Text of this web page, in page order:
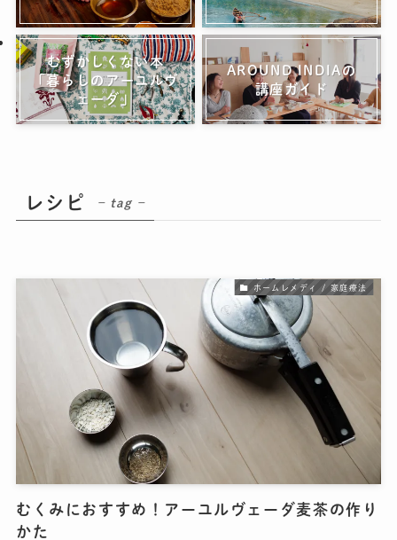
むずかしくない本
「暮らしのアーユルヴ
ェーダ」
AROUND INDIAの
講座ガイド
レシピ – tag –
ホームレメディ / 家庭療法
むくみにおすすめ！アーユルヴェーダ麦茶の作り
かた